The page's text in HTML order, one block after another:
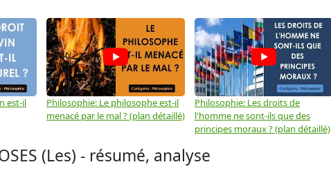
est-il
Philosophie: Le philosophe est-il
menacé par le mal ? (plan détaillé)
Philosophie: Les droits de
l'homme ne sont-ils que des
principes moraux ? (plan détaillé)
(Les) - résumé, analyse